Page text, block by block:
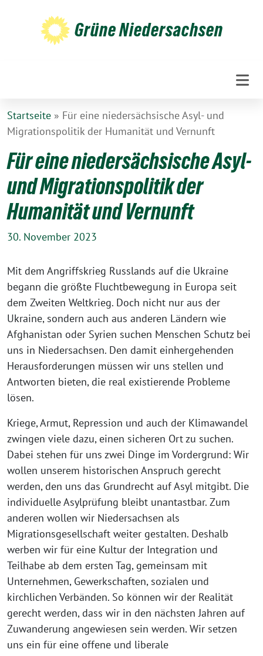
Grüne Niedersachsen
Startseite » Für eine niedersächsische Asyl- und
Migrationspolitik der Humanität und Vernunft
Für eine niedersächsische Asyl-
und Migrationspolitik der
Humanität und Vernunft
30. November 2023
Mit dem Angriffskrieg Russlands auf die Ukraine
begann die größte Fluchtbewegung in Europa seit
dem Zweiten Weltkrieg. Doch nicht nur aus der
Ukraine, sondern auch aus anderen Ländern wie
Afghanistan oder Syrien suchen Menschen Schutz bei
uns in Niedersachsen. Den damit einhergehenden
Herausforderungen müssen wir uns stellen und
Antworten bieten, die real existierende Probleme
lösen.
Kriege, Armut, Repression und auch der Klimawandel
zwingen viele dazu, einen sicheren Ort zu suchen.
Dabei stehen für uns zwei Dinge im Vordergrund: Wir
wollen unserem historischen Anspruch gerecht
werden, den uns das Grundrecht auf Asyl mitgibt. Die
individuelle Asylprüfung bleibt unantastbar. Zum
anderen wollen wir Niedersachsen als
Migrationsgesellschaft weiter gestalten. Deshalb
werben wir für eine Kultur der Integration und
Teilhabe ab dem ersten Tag, gemeinsam mit
Unternehmen, Gewerkschaften, sozialen und
kirchlichen Verbänden. So können wir der Realität
gerecht werden, dass wir in den nächsten Jahren auf
Zuwanderung angewiesen sein werden. Wir setzen
uns ein für eine offene und liberale